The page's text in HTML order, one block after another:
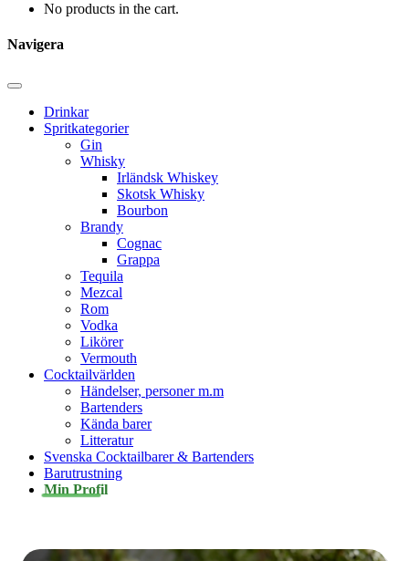
No products in the cart.
Navigera
Drinkar
Spritkategorier
Gin
Whisky
Irländsk Whiskey
Skotsk Whisky
Bourbon
Brandy
Cognac
Grappa
Tequila
Mezcal
Rom
Vodka
Likörer
Vermouth
Cocktailvärlden
Händelser, personer m.m
Bartenders
Kända barer
Litteratur
Svenska Cocktailbarer & Bartenders
Barutrustning
Min Profil